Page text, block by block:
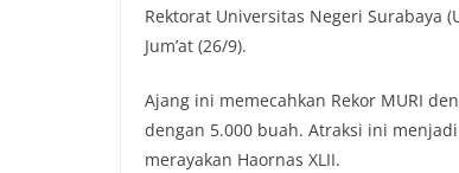
Rektorat Universitas Negeri Surabaya
Jum’at (26/9).
Ajang ini memecahkan Rekor MURI
dengan 5.000 buah. Atraksi ini
merayakan Haornas XLII.